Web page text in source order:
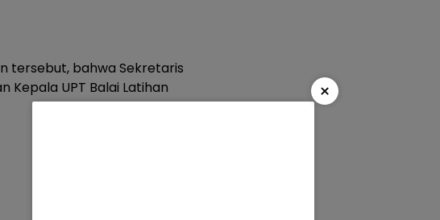
tersebut, bahwa Sekretaris
Kepala UPT Balai Latihan
×